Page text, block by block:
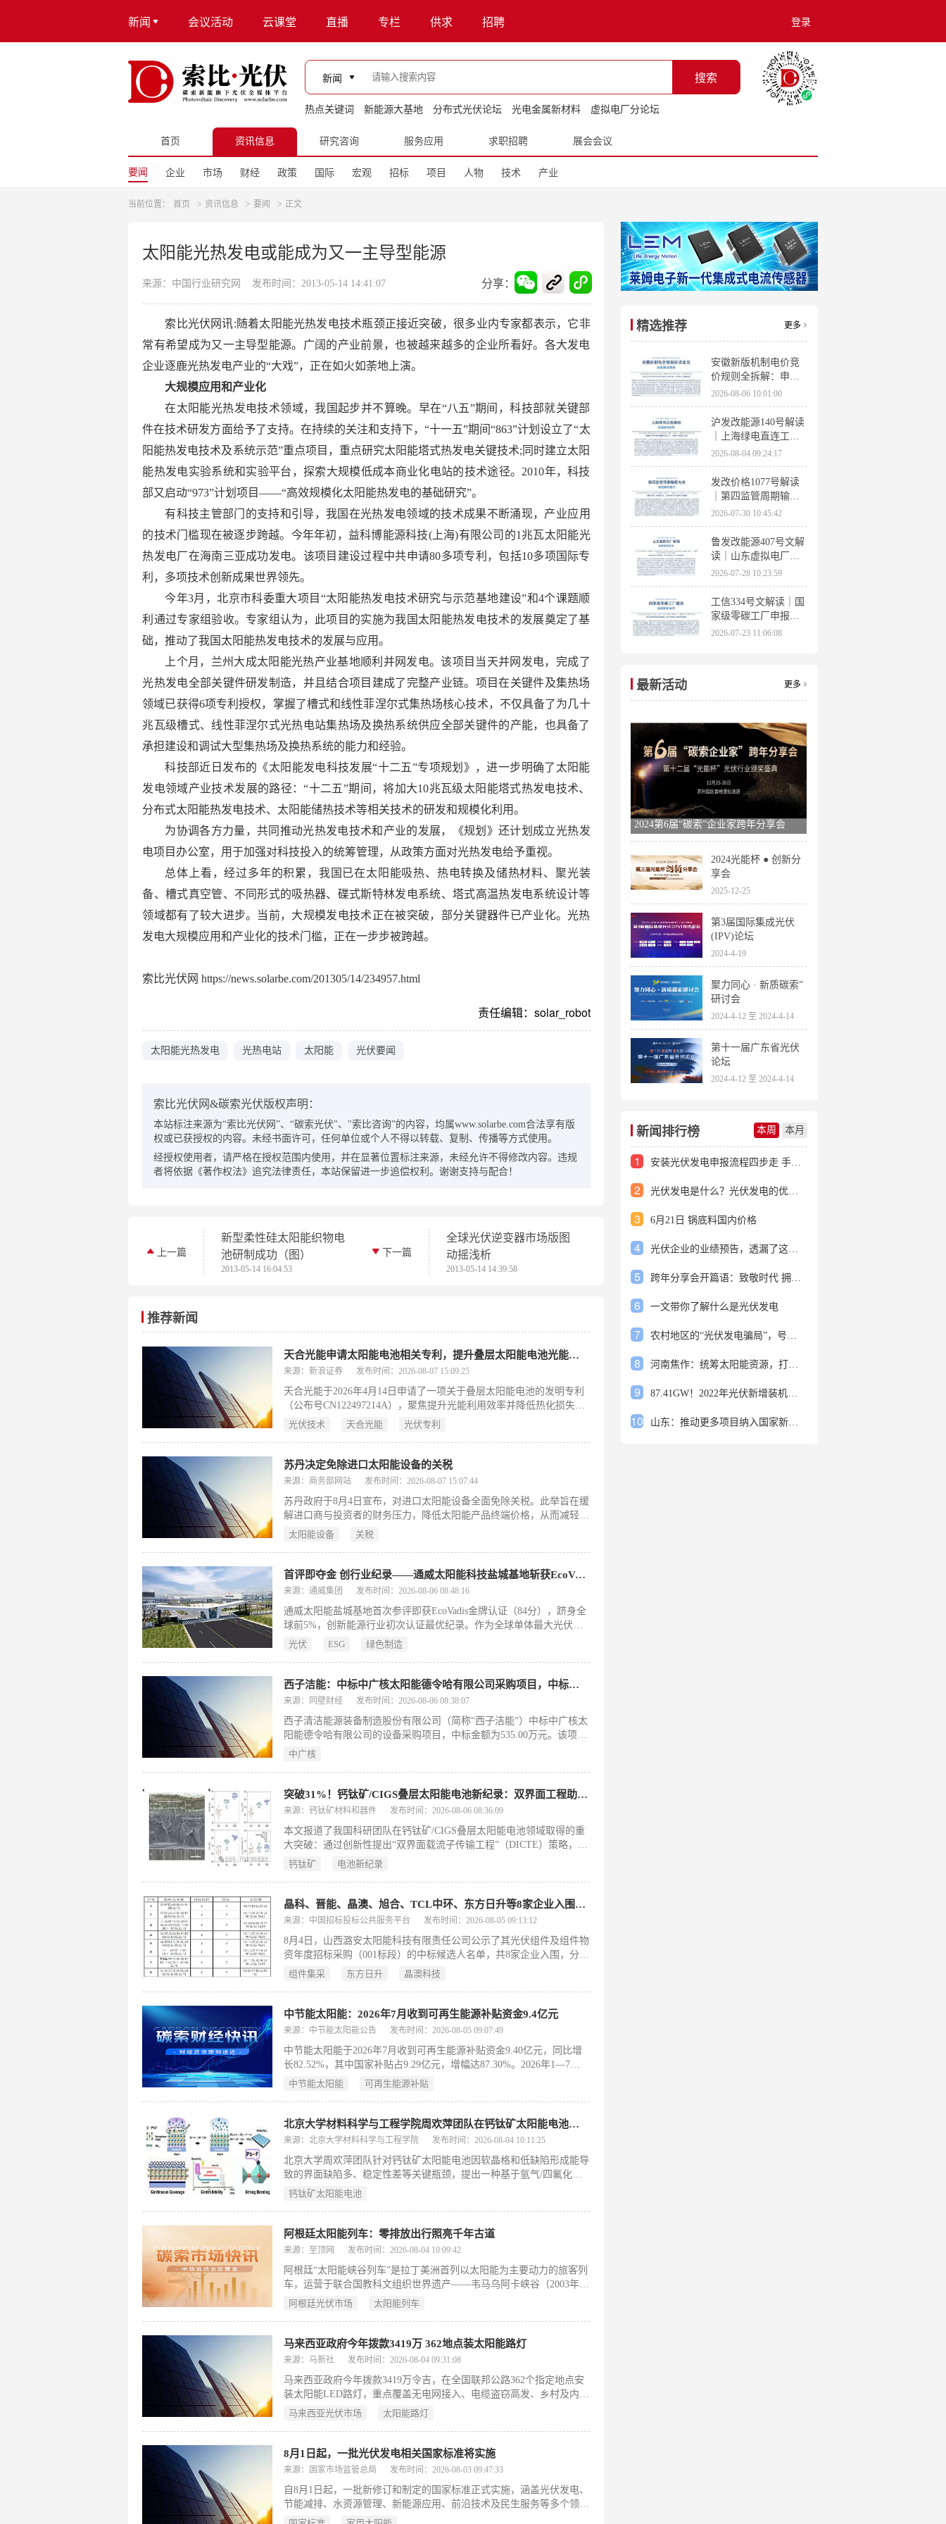
新闻 会议活动 云课堂 直播 专栏 供求 招聘 登录
新闻 搜索
热点关键词 新能源大基地 分布式光伏论坛 光电金属新材料 虚拟电厂分论坛
首页 资讯信息 研究咨询 服务应用 求职招聘 展会会议
要闻 企业 市场 财经 政策 国际 宏观 招标 项目 人物 技术 产业
当前位置： 首页 > 资讯信息 > 要闻 > 正文
太阳能光热发电或能成为又一主导型能源
来源：中国行业研究网 发布时间：2013-05-14 14:41:07 分享：
索比光伏网讯:随着太阳能光热发电技术瓶颈正接近突破，很多业内专家都表示，它非
常有希望成为又一主导型能源。广阔的产业前景，也被越来越多的企业所看好。各大发电
企业逐鹿光热发电产业的“大戏”，正在如火如荼地上演。
大规模应用和产业化
在太阳能光热发电技术领域，我国起步并不算晚。早在“八五”期间，科技部就关键部
件在技术研发方面给予了支持。在持续的关注和支持下，“十一五”期间“863”计划设立了“太
阳能热发电技术及系统示范”重点项目，重点研究太阳能塔式热发电关键技术;同时建立太阳
能热发电实验系统和实验平台，探索大规模低成本商业化电站的技术途径。2010年，科技
部又启动“973”计划项目——“高效规模化太阳能热发电的基础研究”。
有科技主管部门的支持和引导，我国在光热发电领域的技术成果不断涌现，产业应用
的技术门槛现在被逐步跨越。今年年初，益科博能源科技(上海)有限公司的1兆瓦太阳能光
热发电厂在海南三亚成功发电。该项目建设过程中共申请80多项专利，包括10多项国际专
利，多项技术创新成果世界领先。
今年3月，北京市科委重大项目“太阳能热发电技术研究与示范基地建设”和4个课题顺
利通过专家组验收。专家组认为，此项目的实施为我国太阳能热发电技术的发展奠定了基
础，推动了我国太阳能热发电技术的发展与应用。
上个月，兰州大成太阳能光热产业基地顺利并网发电。该项目当天并网发电，完成了
光热发电全部关键件研发制造，并且结合项目建成了完整产业链。项目在关键件及集热场
领域已获得6项专利授权，掌握了槽式和线性菲涅尔式集热场核心技术，不仅具备了为几十
兆瓦级槽式、线性菲涅尔式光热电站集热场及换热系统供应全部关键件的产能，也具备了
承担建设和调试大型集热场及换热系统的能力和经验。
科技部近日发布的《太阳能发电科技发展“十二五”专项规划》，进一步明确了太阳能
发电领域产业技术发展的路径：“十二五”期间，将加大10兆瓦级太阳能塔式热发电技术、
分布式太阳能热发电技术、太阳能储热技术等相关技术的研发和规模化利用。
为协调各方力量，共同推动光热发电技术和产业的发展，《规划》还计划成立光热发
电项目办公室，用于加强对科技投入的统筹管理，从政策方面对光热发电给予重视。
总体上看，经过多年的积累，我国已在太阳能吸热、热电转换及储热材料、聚光装
备、槽式真空管、不同形式的吸热器、碟式斯特林发电系统、塔式高温热发电系统设计等
领域都有了较大进步。当前，大规模发电技术正在被突破，部分关键器件已产业化。光热
发电大规模应用和产业化的技术门槛，正在一步步被跨越。
索比光伏网 https://news.solarbe.com/201305/14/234957.html
责任编辑：solar_robot
太阳能光热发电 光热电站 太阳能 光伏要闻
索比光伏网&碳索光伏版权声明：
本站标注来源为“索比光伏网”、“碳索光伏"、"索比咨询”的内容，均属www.solarbe.com合法享有版
权或已获授权的内容。未经书面许可，任何单位或个人不得以转载、复制、传播等方式使用。
经授权使用者，请严格在授权范围内使用，并在显著位置标注来源，未经允许不得修改内容。违规
者将依据《著作权法》追究法律责任，本站保留进一步追偿权利。谢谢支持与配合！
上一篇
新型柔性硅太阳能织物电
池研制成功（图）
2013-05-14 16:04:53
下一篇
全球光伏逆变器市场版图
动摇浅析
2013-05-14 14:39:58
推荐新闻
天合光能申请太阳能电池相关专利，提升叠层太阳能电池光能利用率并减热化损失
来源：新浪证券 发布时间：2026-08-07 15:09:25
天合光能于2026年4月14日申请了一项关于叠层太阳能电池的发明专利
（公布号CN122497214A），聚焦提升光能利用效率并降低热化损失。
该专利提出一种含特殊光学膜层的多端叠层结构，由前置钙钛矿子电
行横向扩散，并将其转换为更易被后置子电池吸收的长波段光。此举显
著改善后置子电池受光的空间均匀性，提高整体光能利用率，同时减少
电池组件和用电装置中的应用。
光伏技术 天合光能 光伏专利
苏丹决定免除进口太阳能设备的关税
来源：商务部网站 发布时间：2026-08-07 15:07:44
苏丹政府于8月4日宣布，对进口太阳能设备全面免除关税。此举旨在缓
解进口商与投资者的财务压力，降低太阳能产品终端价格，从而减轻民
众用电负担。政策出台背景是苏丹长期面临的严重电力短缺问题，全国
实国家层面的可再生能源发展战略。该措施覆盖各类用于发电、储能及
配套应用的太阳能设备，属短期应急与长期能源转型相结合的政策安
太阳能设备 关税
首评即夺金 创行业纪录——通威太阳能科技盐城基地斩获EcoVadis可持续发展金牌认证
来源：通威集团 发布时间：2026-08-06 08:48:16
通威太阳能盐城基地首次参评即获EcoVadis金牌认证（84分），跻身全
球前5%，创新能源行业初次认证最优纪录。作为全球单体最大光伏组
件基地，其在环境、劳工、商业道德、可持续采购四大维度均达国际先
光伏 ESG 绿色制造
西子洁能：中标中广核太阳能德令哈有限公司采购项目，中标金额为535.00万元
来源：同壁财经 发布时间：2026-08-06 08:38:07
西子清洁能源装备制造股份有限公司（简称“西子洁能”）中标中广核太
阳能德令哈有限公司的设备采购项目，中标金额为535.00万元。该项目
源于《中广核德令哈50MW光热示范电站二列蒸汽发生器设备采购及更
于光热发电核心环节中的蒸汽发生系统升级，涉及设备供货及配套服
务，是西子洁能在光热储能装备领域的重要业务落地。中标项目将服务
场的参与度与执行能力。
中广核
突破31%！钙钛矿/CIGS叠层太阳能电池新纪录：双界面工程助力效率与稳定性双丰收
来源：钙钛矿材料和器件 发布时间：2026-08-06 08:36:09
本文报道了我国科研团队在钙钛矿/CIGS叠层太阳能电池领域取得的重
大突破：通过创新性提出“双界面载流子传输工程”（DICTE）策略，同
步优化底部（空穴侧）与顶部（电子侧）界面，成功将小面积器件效率
70°C热老化960小时后仍超90%，最大功率点跟踪756小时后保持91%。
研究针对CIGS表面粗糙导致钙钛矿成膜不均、界面能级失配及缺陷复
提取，以及EDADI/p-F-PEAI双分子协同钝化改善电子传输与能带匹
配，系统解决了效率与稳定性难以兼顾的难题，为叠层光伏实用化提供
了新路径。（199字）
钙钛矿 电池新纪录
晶科、晋能、晶澳、旭合、TCL中环、东方日升等8家企业入围！潞安太阳能年度集采中标候选人公示
来源：中国招标投标公共服务平台 发布时间：2026-08-05 09:13:12
8月4日，山西潞安太阳能科技有限责任公司公示了其光伏组件及组件物
资年度招标采购（001标段）的中标候选人名单，共8家企业入围，分别
为晶科能源、晋能科技、恒曦光能、晶澳科技、旭合科技、三一硅能、
伏组件供货业绩，且其中至少一个合同规模不低于50MW。公示标志着
该年度集采进入关键环节，旨在通过严格资质审核遴选优质供应商，保
组件集采 东方日升 晶澳科技
中节能太阳能：2026年7月收到可再生能源补贴资金9.4亿元
来源：中节能太阳能公告 发布时间：2026-08-05 09:07:49
中节能太阳能于2026年7月收到可再生能源补贴资金9.40亿元，同比增
长82.52%，其中国家补贴占9.29亿元，增幅达87.30%。2026年1—7月
累计收补15.86亿元，同比大幅增长152.95%，中国家补贴为15.25亿
对后续电站运营产生积极影响。
中节能太阳能 可再生能源补贴
北京大学材料科学与工程学院周欢萍团队在钙钛矿太阳能电池领域取得重要进展
来源：北京大学材料科学与工程学院 发布时间：2026-08-04 10:11:25
北京大学周欢萍团队针对钙钛矿太阳能电池因软晶格和低缺陷形成能导
致的界面缺陷多、稳定性差等关键瓶颈，提出一种基于氩气/四氟化碳
混合等离子体的表面工程新策略。该方法分两步实现原位界面重构：先
铅钝化层。该钝化层显著降低界面缺陷密度（降幅约90%），提升载流
子寿命与能级匹配，从而同步增强效率与稳定性。小面积电池效率达
环老化等多条件下展现出优异长期稳定性。研究成果发表于
《Science》。
钙钛矿太阳能电池
阿根廷太阳能列车：零排放出行照亮千年古道
来源：至顶网 发布时间：2026-08-04 10:09:42
阿根廷“太阳能峡谷列车”是拉丁美洲首列以太阳能为主要动力的旅客列
车，运营于联合国教科文组织世界遗产——韦马乌阿卡峡谷（2003年列
入名录），该峡谷作为连接安第斯高原与低地的贸易与迁徙通道，已持
依赖352千瓦时锂离子电池组与再生制动技术，单次充电可完成84公里
往返；六座车站配备光伏充电设施，电力源自6兆瓦专属光伏电站及配
乘客通过社会责任项目享受免费或优惠乘车。当前运营区间为沃尔坎至
蒂尔卡拉，未来拟向北延伸至韦马乌阿卡及靠近玻利维亚边境的拉基亚
卡。
阿根廷光伏市场 太阳能列车
马来西亚政府今年拨款3419万 362地点装太阳能路灯
来源：马新社 发布时间：2026-08-04 09:31:08
马来西亚政府今年拨款3419万令吉，在全国联邦公路362个指定地点安
装太阳能LED路灯，重点覆盖无电网接入、电缆盗窃高发、乡村及内陆
地区，尤以沙巴、砂拉越为优先。工程部长指出，太阳能路灯的部署基
路灯电池组件占总成本约六成。此外，吉隆坡—加叻大道（KLK）将
安装297盏太阳能路灯，预计年底完工，并配合扩建工程在云顶森巴隧
大道LPT1共13处事故黑点，通过震动减速带、路面修复及安全设施升
级实施改善，部分区域事故率同比下降达100%。KLK扩建工程自今年3
月启动，当前进度6.4%，计划2030年竣工。
马来西亚光伏市场 太阳能路灯
8月1日起，一批光伏发电相关国家标准将实施
来源：国家市场监管总局 发布时间：2026-08-03 09:47:33
自8月1日起，一批新修订和制定的国家标准正式实施，涵盖光伏发电、
节能减排、水资源管理、新能源应用、前沿技术及民生服务等多个领
域。其中，光伏发电系列标准明确了系统建模、参数测试与并网运行控
精选推荐 更多
安徽新版机制电价竞
价规则全拆解：申报
条件、保函罚则、出
清机制、聚合商门槛
2026-08-06 10:01:00
沪发改能源140号解读
｜上海绿电直连工作
方案 申报条件、源荷
指标、场景优先级全
梳理
2026-08-04 09:24:17
发改价格1077号解读
｜第四监管周期输配
电价落地 电量电价下
调容量电价上调
2026-07-30 10:45:42
鲁发改能源407号文解
读｜山东虚拟电厂管
理办法全文 分布式光
伏打包入市规则详解
2026-07-28 10:23:59
工信334号文解读｜国
家级零碳工厂申报条
件、三大硬性指标、
2026-07-23 11:06:08
最新活动 更多
2024第6届“碳索”企业家跨年分享会
2024光能杯 ● 创新分
享会
2025-12-25
第3届国际集成光伏
(IPV)论坛
2024-4-19
聚力同心 · 新质碳索”
研讨会
2024-4-12 至 2024-4-14
第十一届广东省光伏
论坛
2024-4-12 至 2024-4-14
新闻排行榜 本周 本月
1 安装光伏发电申报流程四步走 手把手教你装起光伏电站
2 光伏发电是什么？光伏发电的优缺点有哪些？
3 6月21日 锅底料国内价格
4 光伏企业的业绩预告，透漏了这些信号
5 跨年分享会开篇语：致敬时代 拥抱变革
6 一文带你了解什么是光伏发电
7 农村地区的“光伏发电骗局”，号称能用屋顶赚钱，不少人已经上当
8 河南焦作：统筹太阳能资源，打造百万千瓦级光伏基地
9 87.41GW！2022年光伏新增装机规模发布
10 山东：推动更多项目纳入国家新增风光大基地项目